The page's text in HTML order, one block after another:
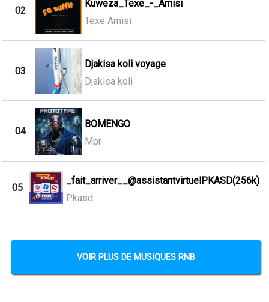
02
Kuweza_Texe_-_Amisi
Texe Amisi
03
Djakisa koli voyage
Djakisa koli
04
BOMENGO
Mpr
05
_fait_arriver__@assistantvirtuelPKASD(256k)
Pkasd
VOIR PLUS DE MUSIQUES RNB